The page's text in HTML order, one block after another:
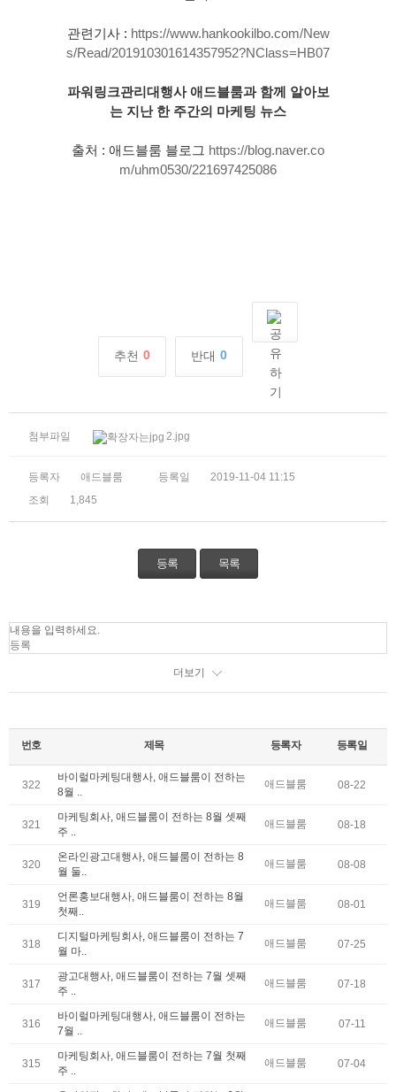
관련기사 : https://www.hankookilbo.com/New
s/Read/201910301614357952?NClass=HB07
파워링크관리대행사 애드블룸과 함께 알아보
는 지난 한 주간의 마케팅 뉴스
출처 : 애드블룸 블로그 https://blog.naver.co
m/uhm0530/221697425086
추천 0 반대 0
첨부파일 2.jpg
등록자 애드블룸 등록일
2019-11-04 11:15
조회
1,845
등록 목록
내용을 입력하세요.
등록
더보기
번호 제목 등록자 등록일
322
바이럴마케팅대행사, 애드블룸이 전하는
8월 ..
애드블룸 08-22
321
마케팅회사, 애드블룸이 전하는 8월 셋째
주 ..
애드블룸 08-18
320
온라인광고대행사, 애드블룸이 전하는 8
월 둘..
애드블룸 08-08
319
언론홍보대행사, 애드블룸이 전하는 8월
첫째..
애드블룸 08-01
318
디지털마케팅회사, 애드블룸이 전하는 7
월 마..
애드블룸 07-25
317
광고대행사, 애드블룸이 전하는 7월 셋째
주 ..
애드블룸 07-18
316
바이럴마케팅대행사, 애드블룸이 전하는
7월 ..
애드블룸 07-11
315
마케팅회사, 애드블룸이 전하는 7월 첫째
주 ..
애드블룸 07-04